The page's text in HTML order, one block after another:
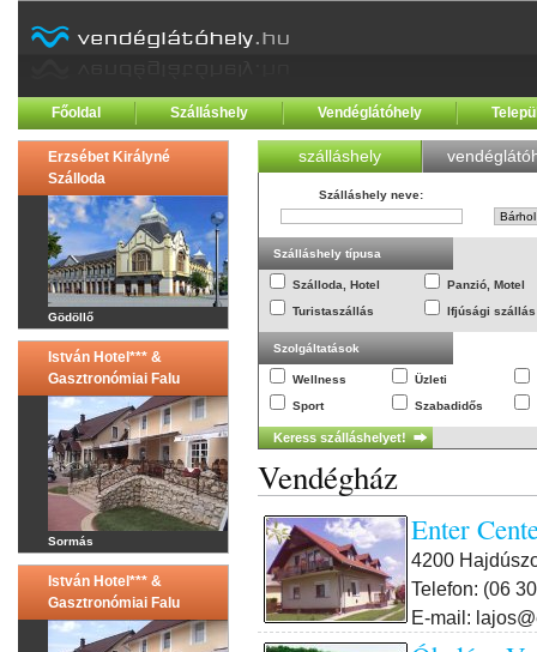
Főoldal Szálláshely Vendéglátóhely
Erzsébet Királyné
Szálloda
Gödöllő
István Hotel*** &
Gasztronómiai Falu
Sormás
István Hotel*** &
Gasztronómiai Falu
szálláshely
Szálláshely neve:
Szálláshely típusa
Szálloda, Hotel
Panzió, Motel
Turistaszállás
Ifjúsági szállás
Szolgáltatások
Wellness
Üzleti
Sport
Szabadidős
Vendégház
Enter
4200
Telefon: (06
E-mail: